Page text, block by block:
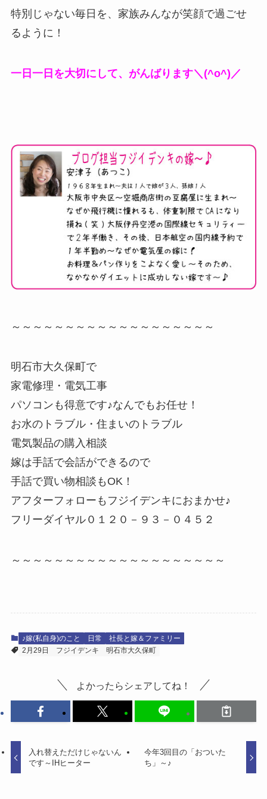
特別じゃない毎日を、家族みんなが笑顔で過ごせ
るように！
一日一日を大切にして、がんばります＼(^o^)／
～～～～～～～～～～～～～～～～～～～
明石市大久保町で
家電修理・電気工事
パソコンも得意です♪なんでもお任せ！
お水のトラブル・住まいのトラブル
電気製品の購入相談
嫁は手話で会話ができるので
手話で買い物相談もOK！
アフターフォローもフジイデンキにおまかせ♪
フリーダイヤル０１２０－９３－０４５２
～～～～～～～～～～～～～～～～～～～～
♪嫁(私自身)のこと 日常
社長と嫁＆ファミリー
2月29日
フジイデンキ 明石市大久保町
よかったらシェアしてね！
入れ替えただけじゃないん
です～IHヒーター
今年3回目の「おついた
ち」～♪